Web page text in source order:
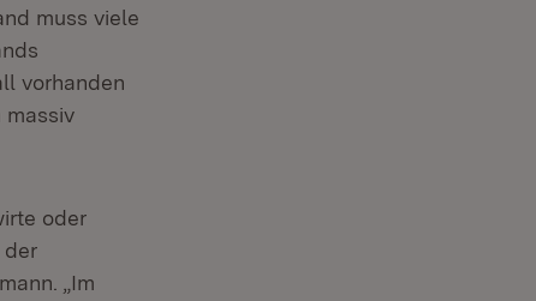
muss viele
vorhanden
massiv
oder
der
„Im